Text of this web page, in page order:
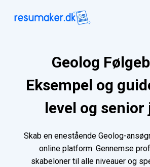
Geolog
Eksempel og
level og senior
Skab en enestående Geolog-
online platform. Gennemse
skabeloner til alle niveauer og